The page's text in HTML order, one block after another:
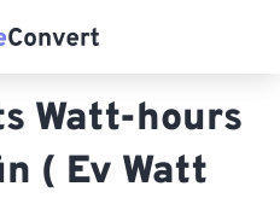
Watt-hours
( Ev Watt